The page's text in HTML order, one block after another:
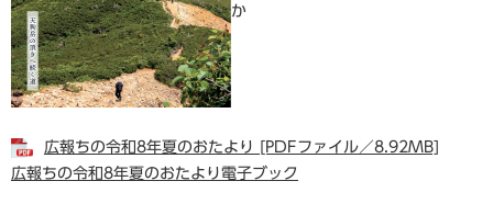
か
広報ちの令和8年夏のおたより [PDFファイル／8.92MB]
広報ちの令和8年夏のおたより電子ブック